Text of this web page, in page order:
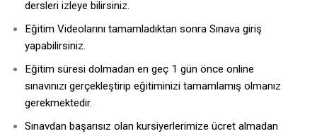
dersleri izleye bilirsiniz.
Eğitim Videolarını tamamladıktan sonra Sınava giriş
yapabilirsiniz.
Eğitim süresi dolmadan en geç 1 gün önce online
sınavınızı gerçekleştirip eğitiminizi tamamlamış olmanız
gerekmektedir.
Sınavdan başarısız olan kursiyerlerimize ücret almadan